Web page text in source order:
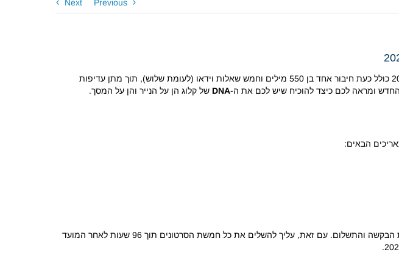
Previous
Next
שמתחילה ב-2027 כולל כעת חיבור אחד בן 550 מילים וחמש שאלות וידאו (לעומת שלוש), תוך מתן עדיפות
החדש ומראה לכם כיצד להוכיח שיש לכם את ה-DNA של קלוג הן על הנייר והן על המסך.
הבאים:
הערה חשובה לגבי הגשת הסרטונים: קישור להגשת הסרטון מופיע בדף סטטוס הבקשה מיד לאחר הגשת הבקשה והתשלום. עם זאת, עליך להשלים את כל חמשת הסרטונים תוך 96 שעות לאחר המועד